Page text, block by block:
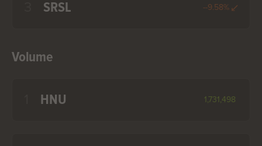
SRSL --9.58%
Volume
HNU 1,731,498